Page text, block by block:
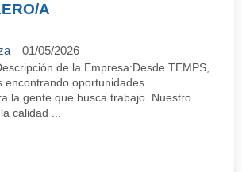
A
01/05/2026
de la Empresa:Desde TEMPS,
encontrando oportunidades
la gente que busca trabajo. Nuestro
calidad ...